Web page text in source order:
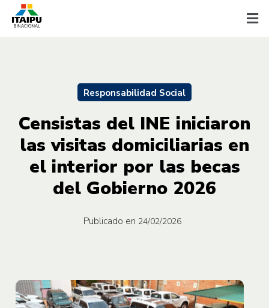
Responsabilidad Social
Censistas del INE iniciaron
las visitas domiciliarias en
el interior por las becas
del Gobierno 2026
Publicado en 24/02/2026